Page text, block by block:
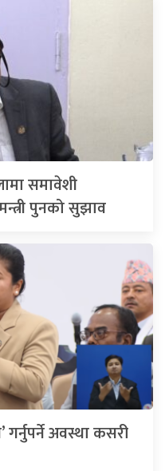
समावेशी
पुनको सुझाव
गर्नुपर्ने अवस्था कसरी